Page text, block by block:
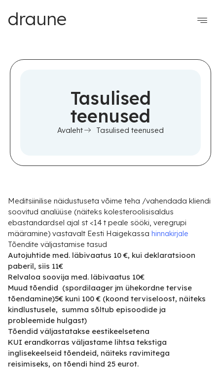
draune
Tasulised
teenused
Avaleht Tasulised teenused
Meditsiinilise näidustuseta võime teha /vahendada kliendi
soovitud analüüse (näiteks kolesteroolisisaldus
ebastandardsel ajal st <14 t peale sööki, veregrupi
määramine) vastavalt Eesti Haigekassa hinnakirjale
Tõendite väljastamise tasud
Autojuhtide med. läbivaatus 10 €, kui deklaratsioon
paberil, siis 11€
Relvaloa soovija med. läbivaatus 10€
Muud tõendid (spordilaager jm ühekordne tervise
tõendamine)5€ kuni 100 € (koond terviseloost, näiteks
kindlustusele, summa sõltub episoodide ja
probleemide hulgast)
Tõendid väljastatakse eestikeelsetena
KUI erandkorras väljastame lihtsa tekstiga
inglisekeelseid tõendeid, näiteks ravimitega
reisimiseks, on tõendi hind 25 eurot.